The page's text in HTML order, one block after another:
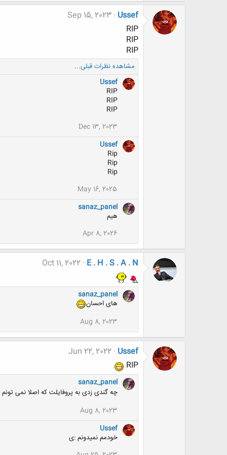
ک
ن
ش
Ussef
Sep 15, 2023
RIP
RIP
RIP
مشاهده نظرات قبلی...
Ussef
RIP
RIP
RIP
Dec 13, 2023
Ussef
Rip
Rip
Rip
May 16, 2025
sanaz_panel
هیم
Apr 8, 2026
E . H . S . A . N
Oct 11, 2022
sanaz_panel
های احسان
Aug 8, 2023
Ussef
Jun 22, 2022
RIP
sanaz_panel
چه گندی زدی به پروفایلت که اصلا نمی
Aug 8, 2023
Ussef
خودمم نمیدونم :ی